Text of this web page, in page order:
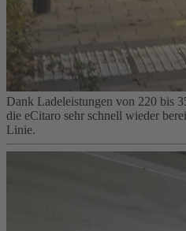
Dank Ladeleistungen von 220 bis
die eCitaro sehr schnell wieder
Linie.